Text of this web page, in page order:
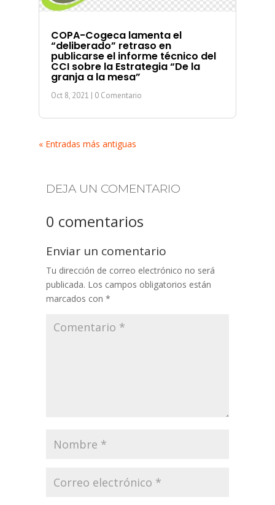
COPA-Cogeca lamenta el
“deliberado” retraso en
publicarse el informe técnico del
CCI sobre la Estrategia “De la
granja a la mesa”
Oct 8, 2021 | 0 Comentario
« Entradas más antiguas
DEJA UN COMENTARIO
0 comentarios
Enviar un comentario
Tu dirección de correo electrónico no será
publicada. Los campos obligatorios están
marcados con *